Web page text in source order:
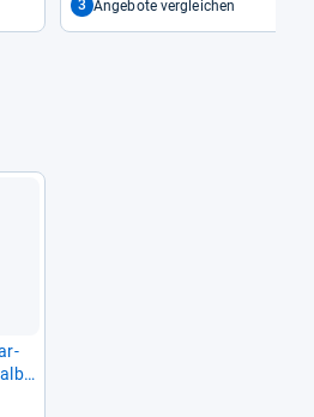
3 Angebote vergleichen